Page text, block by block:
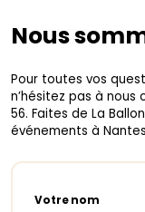
Nous
Pour toutes vos
n’hésitez pas à nous
56. Faites de La
événements à
Votre nom